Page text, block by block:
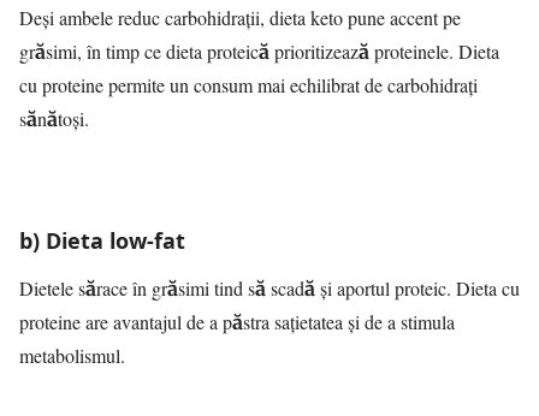
Deși ambele reduc carbohidrații, dieta keto pune accent pe
grăsimi, în timp ce dieta proteică prioritizează proteinele. Dieta
cu proteine permite un consum mai echilibrat de carbohidrați
sănătoși.
b) Dieta low-fat
Dietele sărace în grăsimi tind să scadă și aportul proteic. Dieta cu
proteine are avantajul de a păstra sațietatea și de a stimula
metabolismul.